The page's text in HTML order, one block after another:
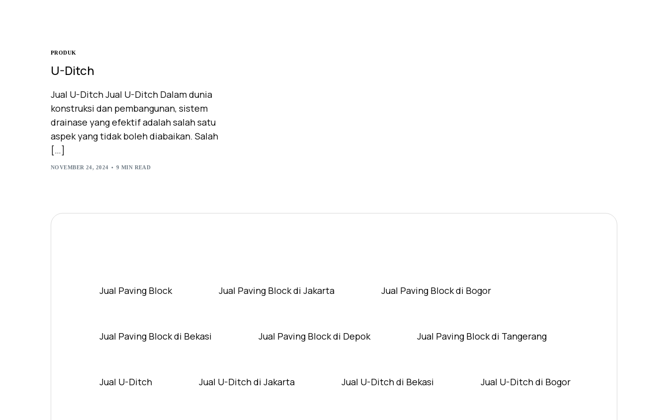
PRODUK
U-Ditch
Jual U-Ditch Jual U-Ditch Dalam dunia
konstruksi dan pembangunan, sistem
drainase yang efektif adalah salah satu
aspek yang tidak boleh diabaikan. Salah
[…]
NOVEMBER 24, 2024 9 MIN READ
Jual Paving Block Jual Paving Block di Jakarta Jual Paving Block di Bogor
Jual Paving Block di Bekasi Jual Paving Block di Depok Jual Paving Block di Tangerang
Jual U-Ditch Jual U-Ditch di Jakarta Jual U-Ditch di Bekasi Jual U-Ditch di Bogor